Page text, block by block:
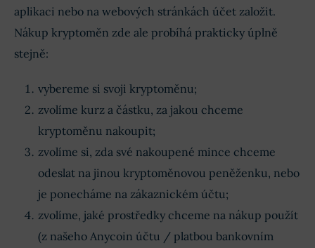
aplikaci nebo na webových stránkách účet založit.
Nákup kryptoměn zde ale probíhá prakticky úplně
stejně:
vybereme si svoji kryptoměnu;
zvolíme kurz a částku, za jakou chceme
kryptoměnu nakoupit;
zvolíme si, zda své nakoupené mince chceme
odeslat na jinou kryptoměnovou peněženku, nebo
je ponecháme na zákaznickém účtu;
zvolíme, jaké prostředky chceme na nákup použít
(z našeho Anycoin účtu / platbou bankovním